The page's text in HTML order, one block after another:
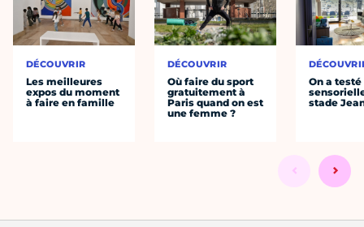
DÉCOUVRIR
Les meilleures
expos du moment
à faire en famille
DÉCOUVRIR
Où faire du sport
gratuitement à
Paris quand on est
une femme ?
On a
stade